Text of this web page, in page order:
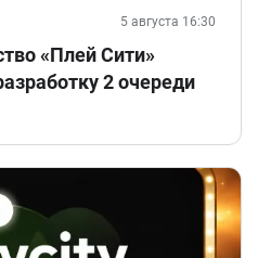
5 августа 16:30
«Плей Сити»
2 очереди